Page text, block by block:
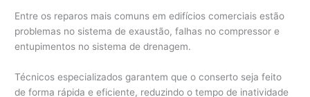
Entre os reparos mais comuns em edifícios comerciais estão
problemas no sistema de exaustão, falhas no compressor e
entupimentos no sistema de drenagem.
Técnicos especializados garantem que o conserto seja feito
de forma rápida e eficiente, reduzindo o tempo de inatividade